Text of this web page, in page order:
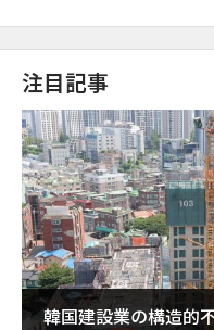
注目記事
韓国建設業の構造的